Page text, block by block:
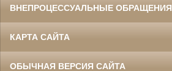
ВНЕПРОЦЕССУАЛЬНЫЕ ОБРАЩЕНИЯ
КАРТА САЙТА
ОБЫЧНАЯ ВЕРСИЯ САЙТА